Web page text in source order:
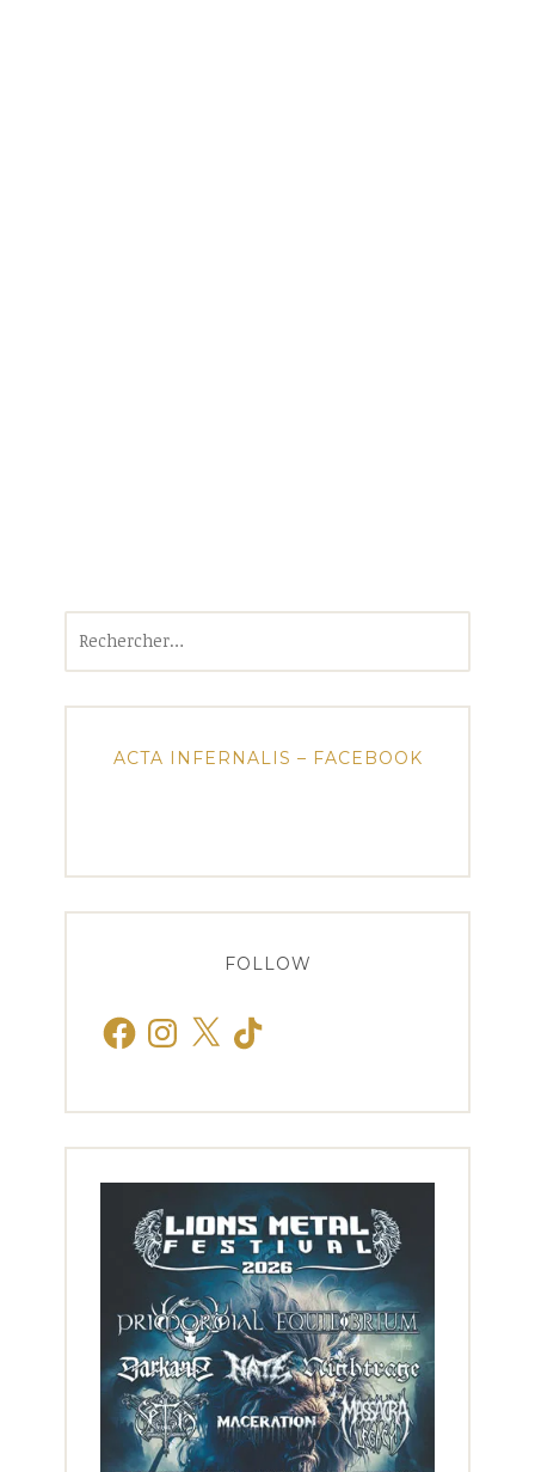
ACTA INFERNALIS – FACEBOOK
FOLLOW
FacebookInstagram
X TikTok